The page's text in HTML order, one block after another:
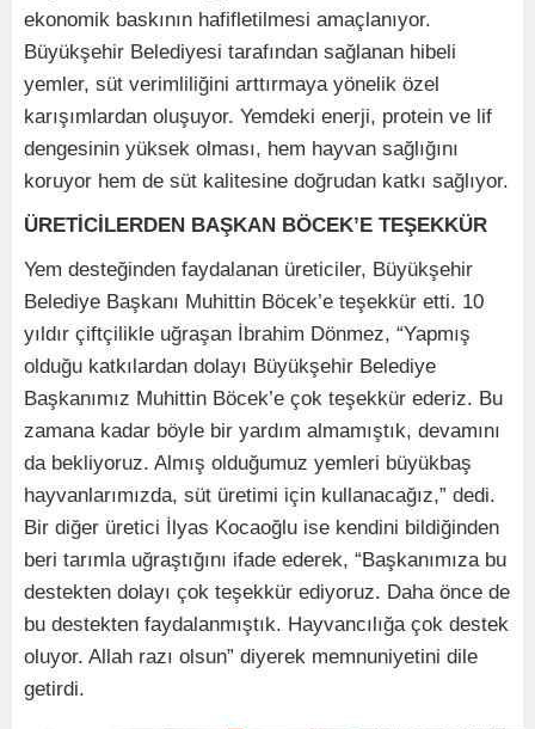
ekonomik baskının hafifletilmesi amaçlanıyor.
Büyükşehir Belediyesi tarafından sağlanan hibeli
yemler, süt verimliliğini arttırmaya yönelik özel
karışımlardan oluşuyor. Yemdeki enerji, protein ve lif
dengesinin yüksek olması, hem hayvan sağlığını
koruyor hem de süt kalitesine doğrudan katkı sağlıyor.
ÜRETİCİLERDEN BAŞKAN BÖCEK’E TEŞEKKÜR
Yem desteğinden faydalanan üreticiler, Büyükşehir
Belediye Başkanı Muhittin Böcek’e teşekkür etti. 10
yıldır çiftçilikle uğraşan İbrahim Dönmez, “Yapmış
olduğu katkılardan dolayı Büyükşehir Belediye
Başkanımız Muhittin Böcek’e çok teşekkür ederiz. Bu
zamana kadar böyle bir yardım almamıştık, devamını
da bekliyoruz. Almış olduğumuz yemleri büyükbaş
hayvanlarımızda, süt üretimi için kullanacağız,” dedi.
Bir diğer üretici İlyas Kocaoğlu ise kendini bildiğinden
beri tarımla uğraştığını ifade ederek, “Başkanımıza bu
destekten dolayı çok teşekkür ediyoruz. Daha önce de
bu destekten faydalanmıştık. Hayvancılığa çok destek
oluyor. Allah razı olsun” diyerek memnuniyetini dile
getirdi.